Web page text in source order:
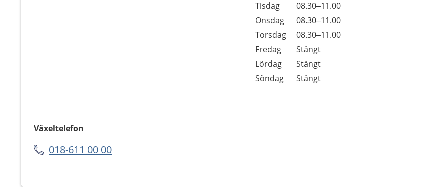
Tisdag
08.30–11.00
Onsdag
08.30–11.00
Torsdag
08.30–11.00
Fredag
Stängt
Lördag
Stängt
Söndag
Stängt
Växeltelefon
018-611 00 00